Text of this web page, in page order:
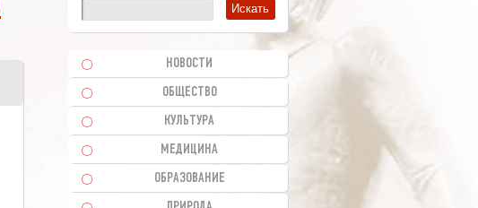
НОВОСТИ
ОБЩЕСТВО
КУЛЬТУРА
МЕДИЦИНА
ОБРАЗОВАНИЕ